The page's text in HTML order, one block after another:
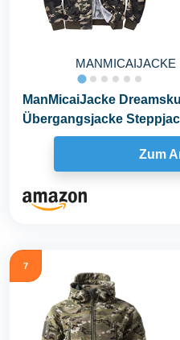
MANMICAIJACKE
ManMicaiJacke
Übergangsjacke
Baumwolle...
Zum
7